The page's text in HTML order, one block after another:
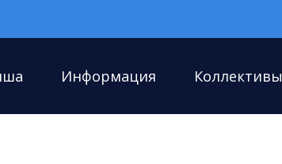
Информация Коллективы